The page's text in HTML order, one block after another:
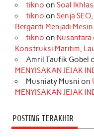
b
o
k
a
r
a
m
o
k
e
r
e
s
t
tikno on Soal
tikno on Senja
Berganti Menjadi
tikno on Nusantara
Konstruksi Maritim,
Amril Taufik Gobel
MENYISAKAN JEJAK
Musniaty Musni on
MENYISAKAN JEJAK
POSTING TERAKHIR